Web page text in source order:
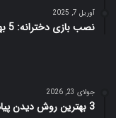
آوریل 7, 2025
نصب بازی دخترانه: 5 بهترین و جدید با لینک دانلود
جولای 23, 2026
3 بهترین روش دیدن پیامهای حذف شده اینستاگرام سامسونگ